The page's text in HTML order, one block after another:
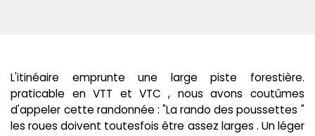
L'itinéaire emprunte une large piste forestière.
praticable en VTT et VTC , nous avons coutûmes
d'appeler cette randonnée : "La rando des poussettes "
les roues doivent toutesfois être assez larges . Un léger